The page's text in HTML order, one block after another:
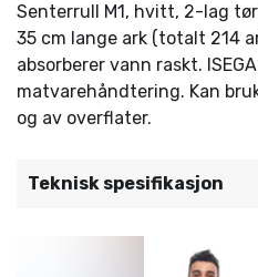
Senterrull M1, hvitt, 2-lag
35 cm lange ark (totalt 214
absorberer vann raskt.
matvarehåndtering. Kan
og av overflater.
Teknisk spesifikasjon